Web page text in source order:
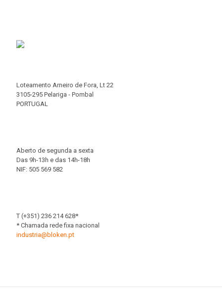
Loteamento Arneiro de Fora, Lt 22
3105-295 Pelariga - Pombal
PORTUGAL
Aberto de segunda a sexta
Das 9h-13h e das 14h-18h
NIF: 505 569 582
T (+351) 236 214 628*
* Chamada rede fixa nacional
industria@bloken.pt